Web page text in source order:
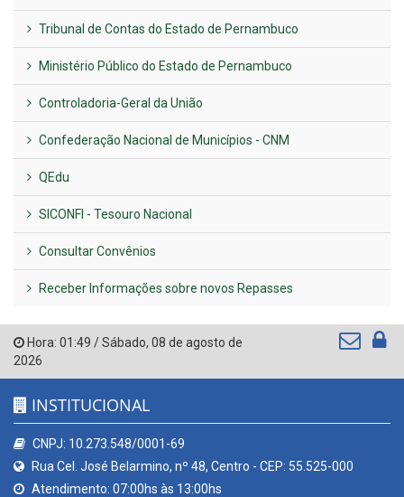
Tribunal de Contas do Estado de Pernambuco
Ministério Público do Estado de Pernambuco
Controladoria-Geral da União
Confederação Nacional de Municípios - CNM
QEdu
SICONFI - Tesouro Nacional
Consultar Convênios
Receber Informações sobre novos Repasses
Hora: 01:49 /Sábado, 08 de agosto de
2026
INSTITUCIONAL
CNPJ: 10.273.548/0001-69
Rua Cel. José Belarmino, nº 48, Centro - CEP: 55.525-000
Atendimento: 07:00hs às 13:00hs